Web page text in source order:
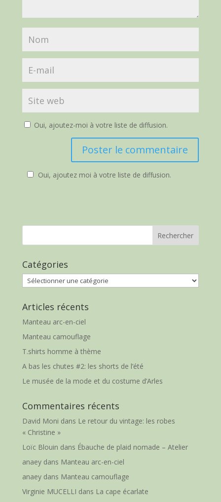
Oui, ajoutez-moi à votre liste de diffusion.
Oui, ajoutez moi à votre liste de diffusion.
Catégories
Catégories
Articles récents
Manteau arc-en-ciel
Manteau camouflage
T.shirts homme à thème
A bas les chutes #2: les shorts de l’été
Le musée de la mode et du costume d’Arles
Commentaires récents
David Moni dans Le retour du vintage: les robes
« Christine »
Loïc Blouin dans Ébauche de plaid nomade – Atelier
anaeydans Manteau arc-en-ciel
anaeydans Manteau camouflage
Virginie MUCELLI dans La cape écarlate